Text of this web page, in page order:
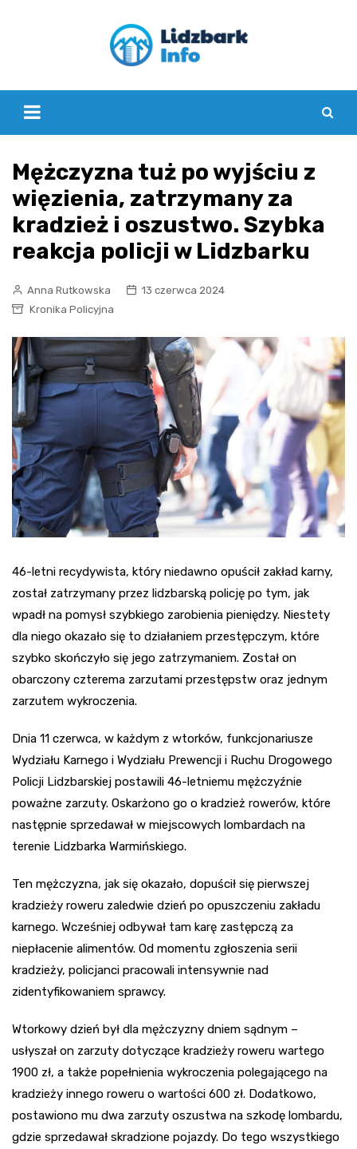
Mężczyzna tuż po wyjściu z
więzienia, zatrzymany za
kradzież i oszustwo. Szybka
reakcja policji w Lidzbarku
Anna Rutkowska
13 czerwca 2024
Kronika Policyjna
46-letni recydywista, który niedawno opuścił zakład karny,
został zatrzymany przez lidzbarską policję po tym, jak
wpadł na pomysł szybkiego zarobienia pieniędzy. Niestety
dla niego okazało się to działaniem przestępczym, które
szybko skończyło się jego zatrzymaniem. Został on
obarczony czterema zarzutami przestępstw oraz jednym
zarzutem wykroczenia.
Dnia 11 czerwca, w każdym z wtorków, funkcjonariusze
Wydziału Karnego i Wydziału Prewencji i Ruchu Drogowego
Policji Lidzbarskiej postawili 46-letniemu mężczyźnie
poważne zarzuty. Oskarżono go o kradzież rowerów, które
następnie sprzedawał w miejscowych lombardach na
terenie Lidzbarka Warmińskiego.
Ten mężczyzna, jak się okazało, dopuścił się pierwszej
kradzieży roweru zaledwie dzień po opuszczeniu zakładu
karnego. Wcześniej odbywał tam karę zastępczą za
niepłacenie alimentów. Od momentu zgłoszenia serii
kradzieży, policjanci pracowali intensywnie nad
zidentyfikowaniem sprawcy.
Wtorkowy dzień był dla mężczyzny dniem sądnym –
usłyszał on zarzuty dotyczące kradzieży roweru wartego
1900 zł, a także popełnienia wykroczenia polegającego na
kradzieży innego roweru o wartości 600 zł. Dodatkowo,
postawiono mu dwa zarzuty oszustwa na szkodę lombardu,
gdzie sprzedawał skradzione pojazdy. Do tego wszystkiego